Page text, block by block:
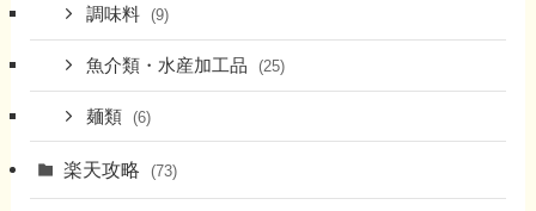
調味料 (9)
魚介類・水産加工品 (25)
麺類 (6)
楽天攻略 (73)